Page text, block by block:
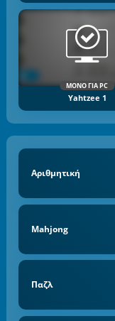
ΜΌΝΟ ΓΙΑ PC
Yahtzee 1
Αριθμητική
Mahjong
Παζλ